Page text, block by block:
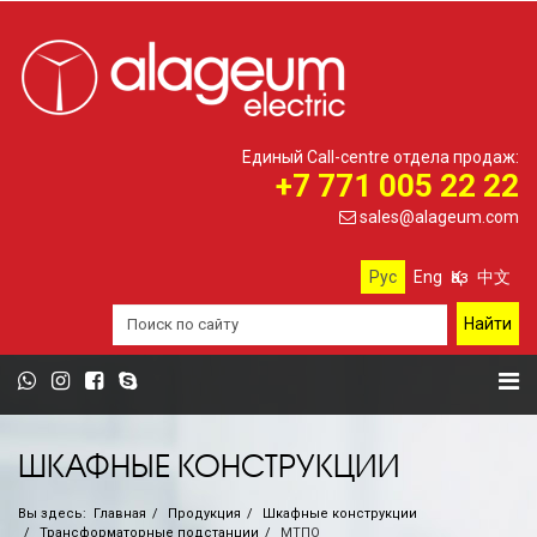
Единый Call-centre отдела продаж:
+7 771 005 22 22
sales@alageum.com
Рус Eng Қаз 中文
ШКАФНЫЕ КОНСТРУКЦИИ
Вы здесь: Главная Продукция
Шкафные конструкции
Трансформаторные подстанции
МТПО